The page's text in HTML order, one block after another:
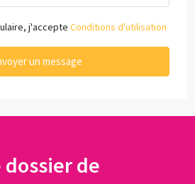
j'accepte Conditions d'utilisation
un message
de